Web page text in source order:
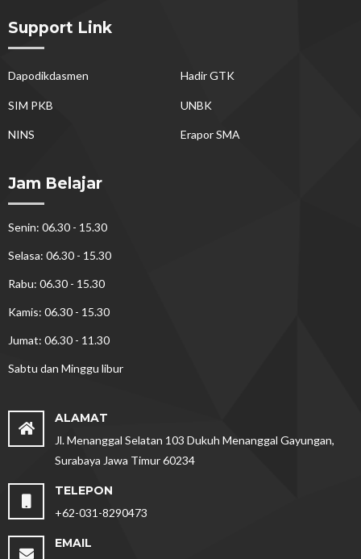
Support Link
Dapodikdasmen Hadir GTK
SIM PKB UNBK
NINS Erapor SMA
Jam Belajar
Senin: 06.30 - 15.30
Selasa: 06.30 - 15.30
Rabu: 06.30 - 15.30
Kamis: 06.30 - 15.30
Jumat: 06.30 - 11.30
Sabtu dan Minggu libur
ALAMAT
Jl. Menanggal Selatan 103 Dukuh Menanggal Gayungan,
Surabaya Jawa Timur 60234
TELEPON
+62-031-8290473
EMAIL